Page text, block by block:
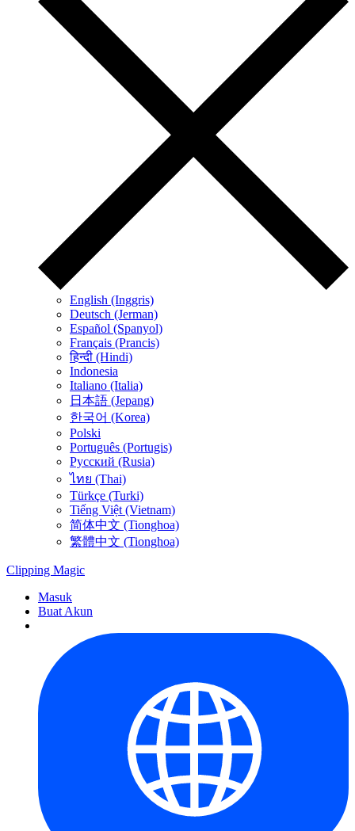
English (Inggris)
Deutsch (Jerman)
Español (Spanyol)
Français (Prancis)
हिन्दी (Hindi)
Indonesia
Italiano (Italia)
日本語 (Jepang)
한국어 (Korea)
Polski
Português (Portugis)
Русский (Rusia)
ไทย (Thai)
Türkçe (Turki)
Tiếng Việt (Vietnam)
简体中文 (Tionghoa)
繁體中文 (Tionghoa)
Clipping Magic
Masuk
Buat Akun